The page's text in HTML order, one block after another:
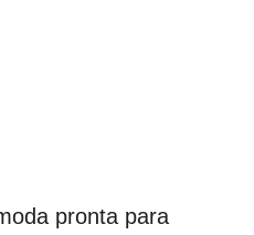
pronta para